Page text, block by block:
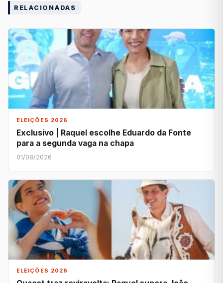
RELACIONADAS
ELEIÇÕES 2026
Exclusivo | Raquel escolhe Eduardo da Fonte
para a segunda vaga na chapa
01/08/2026
ELEIÇÕES 2026